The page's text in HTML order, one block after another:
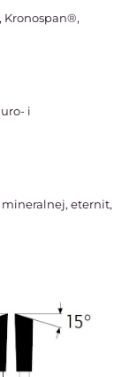
Kronospan®,
i
mineralnej, eternit,